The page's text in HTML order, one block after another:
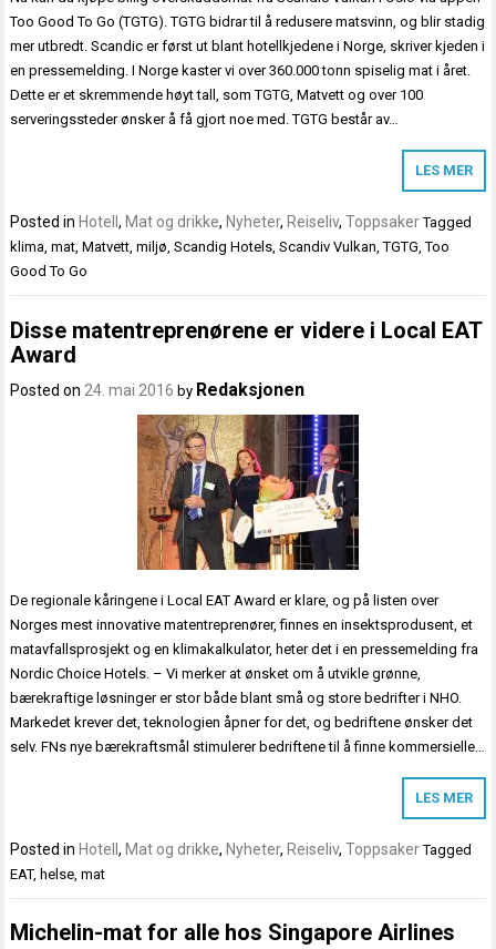
Too Good To Go (TGTG). TGTG bidrar til å redusere matsvinn, og blir stadig
mer utbredt. Scandic er først ut blant hotellkjedene i Norge, skriver kjeden i
en pressemelding. I Norge kaster vi over 360.000 tonn spiselig mat i året.
Dette er et skremmende høyt tall, som TGTG, Matvett og over 100
serveringssteder ønsker å få gjort noe med. TGTG består av…
LES MER
Posted in Hotell, Mat og drikke, Nyheter, Reiseliv,Toppsaker Tagged
klima,mat,Matvett,miljø,Scandig Hotels,Scandiv Vulkan,TGTG,Too
Good To Go
Disse matentreprenørene er videre i Local EAT
Award
Posted on 24. mai 2016 by Redaksjonen
De regionale kåringene i Local EAT Award er klare, og på listen over
Norges mest innovative matentreprenører, finnes en insektsprodusent, et
matavfallsprosjekt og en klimakalkulator, heter det i en pressemelding fra
Nordic Choice Hotels. – Vi merker at ønsket om å utvikle grønne,
bærekraftige løsninger er stor både blant små og store bedrifter i NHO.
Markedet krever det, teknologien åpner for det, og bedriftene ønsker det
selv. FNs nye bærekraftsmål stimulerer bedriftene til å finne kommersielle…
LES MER
Posted in Hotell, Mat og drikke, Nyheter, Reiseliv,Toppsaker Tagged
EAT, helse ,mat
Michelin-mat for alle hos Singapore Airlines